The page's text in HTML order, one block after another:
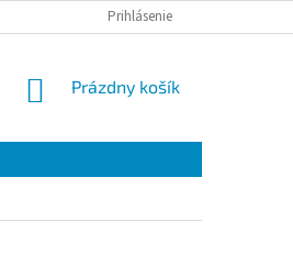
Prihlásenie
NÁKUPNÝ
Prázdny košík